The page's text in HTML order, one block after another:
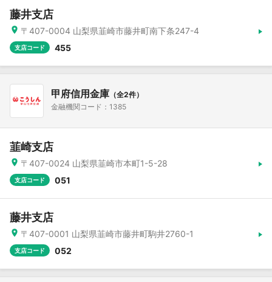
藤井支店
〒407-0004 山梨県韮崎市藤井町南下条247-4
支店コード 455
甲府信用金庫 （全2件）
金融機関コード：1385
韮崎支店
〒407-0024 山梨県韮崎市本町1-5-28
支店コード 051
藤井支店
〒407-0001 山梨県韮崎市藤井町駒井2760-1
支店コード 052